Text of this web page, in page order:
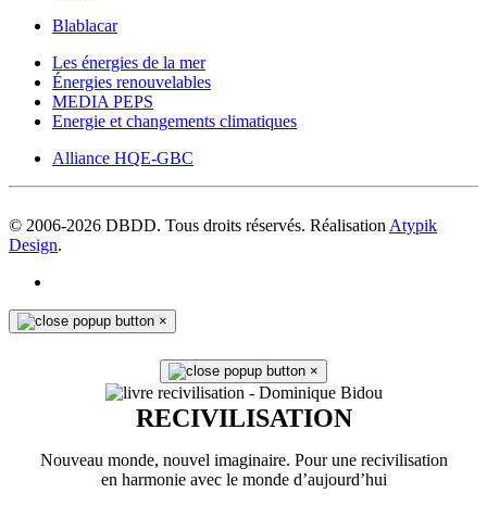
Blablacar
Les énergies de la mer
Énergies renouvelables
MEDIA PEPS
Energie et changements climatiques
Alliance HQE-GBC
© 2006-2026 DBDD. Tous droits réservés. Réalisation Atypik
Design.
×
×
RECIVILISATION
Nouveau monde, nouvel imaginaire. Pour une recivilisation
en harmonie avec le monde d’aujourd’hui